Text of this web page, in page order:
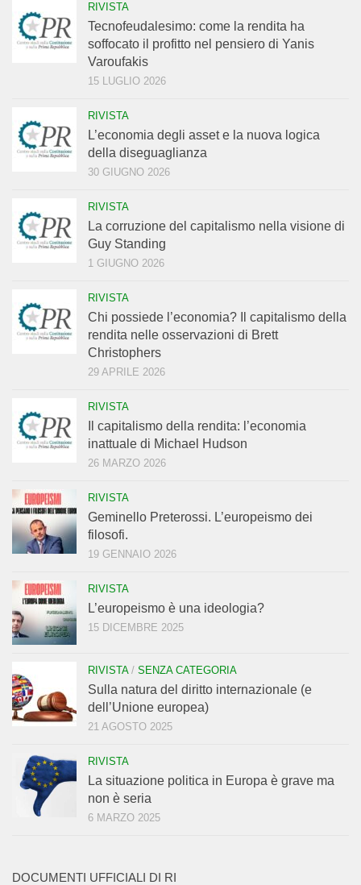
RIVISTA
Tecnofeudalesimo: come la rendita ha
soffocato il profitto nel pensiero di Yanis
Varoufakis
15 LUGLIO 2026
RIVISTA
L’economia degli asset e la nuova logica
della diseguaglianza
30 GIUGNO 2026
RIVISTA
La corruzione del capitalismo nella visione di
Guy Standing
1 GIUGNO 2026
RIVISTA
Chi possiede l’economia? Il capitalismo della
rendita nelle osservazioni di Brett
Christophers
29 APRILE 2026
RIVISTA
Il capitalismo della rendita: l’economia
inattuale di Michael Hudson
26 MARZO 2026
RIVISTA
Geminello Preterossi. L’europeismo dei
filosofi.
19 GENNAIO 2026
RIVISTA
L’europeismo è una ideologia?
15 DICEMBRE 2025
RIVISTA/ SENZA CATEGORIA
Sulla natura del diritto internazionale (e
dell’Unione europea)
21 AGOSTO 2025
RIVISTA
La situazione politica in Europa è grave ma
non è seria
6 MARZO 2025
DOCUMENTI UFFICIALI DI RI